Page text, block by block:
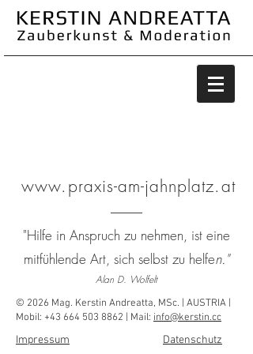
www.praxis-am-jahnplatz.at
"Hilfe in Anspruch zu nehmen, ist eine
mitfühlende Art, sich selbst zu helfen."
Alan D. Wolfelt
© 2026 Mag. Kerstin Andreatta, MSc. | AUSTRIA |
Mobil: +43 664 503 8862 | Mail: info@kerstin.cc
Impressum Datenschutz